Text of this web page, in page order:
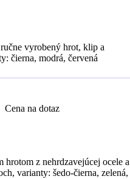
vyrobený hrot, klip a
čierna, modrá, červená
Cena na dotaz
z nehrdzavejúcej ocele a
varianty: šedo-čierna, zelená,